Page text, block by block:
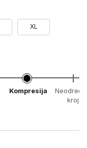
XL
Kompresija
kroj